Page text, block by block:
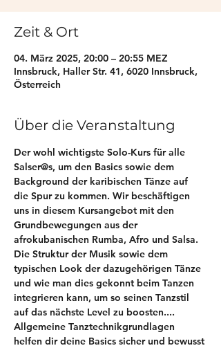
Zeit & Ort
04. März 2025, 20:00 – 20:55 MEZ
Innsbruck, Haller Str. 41, 6020 Innsbruck,
Österreich
Über die Veranstaltung
Der wohl wichtigste Solo-Kurs für alle
Salser@s, um den Basics sowie dem
Background der karibischen Tänze auf
die Spur zu kommen. Wir beschäftigen
uns in diesem Kursangebot mit den
Grundbewegungen aus der
afrokubanischen Rumba, Afro und Salsa.
Die Struktur der Musik sowie dem
typischen Look der dazugehörigen Tänze
und wie man dies gekonnt beim Tanzen
integrieren kann, um so seinen Tanzstil
auf das nächste Level zu boosten....
Allgemeine Tanztechnikgrundlagen
helfen dir deine Basics sicher und bewusst